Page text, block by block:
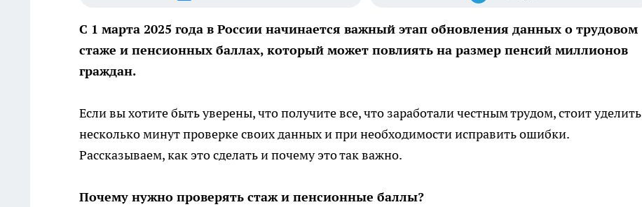
С 1 марта 2025 года в России начинается важный этап обновления данных о трудовом
стаже и пенсионных баллах, который может повлиять на размер пенсий миллионов
граждан.
Если вы хотите быть уверены, что получите все, что заработали честным трудом, стоит уделить
несколько минут проверке своих данных и при необходимости исправить ошибки.
Рассказываем, как это сделать и почему это так важно.
Почему нужно проверять стаж и пенсионные баллы?